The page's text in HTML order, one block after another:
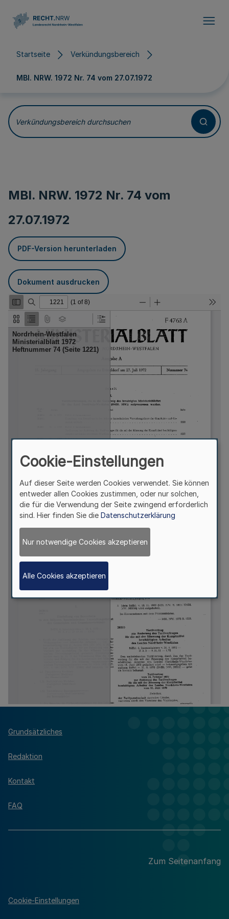
Startseite Verkündungsbereich
MBl. NRW. 1972 Nr. 74 vom 27.07.1972
Verkündungsbereich durchsuchen
MBl. NRW. 1972 Nr. 74 vom
27.07.1972
PDF-Version herunterladen
Dokument ausdrucken
Grundsätzliches
Redaktion
Kontakt
FAQ
Zum Seitenanfang
Cookie-Einstellungen
Cookie-Einstellungen
Auf dieser Seite werden Cookies verwendet. Sie können
entweder allen Cookies zustimmen, oder nur solchen,
die für die Verwendung der Seite zwingend erforderlich
sind. Hier finden Sie die Datenschutzerklärung
Nur notwendige Cookies akzeptieren
Alle Cookies akzeptieren